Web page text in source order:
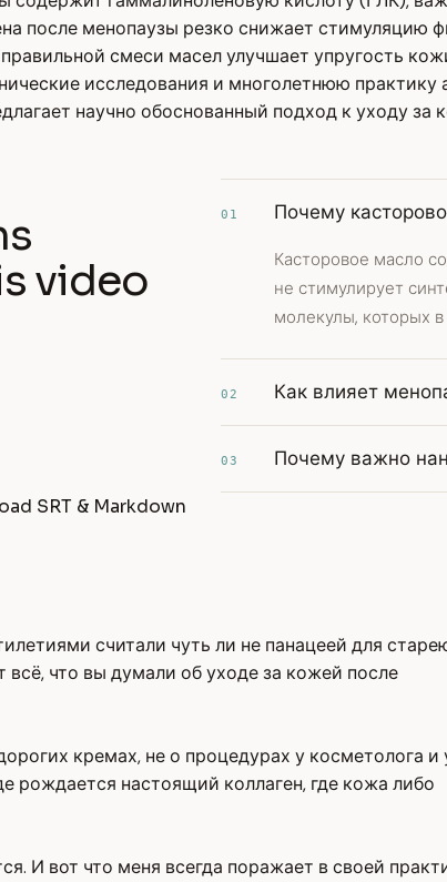
после менопаузы резко снижает стимуляцию
смеси масел улучшает упругость
исследования и многолетнюю практику
научно обоснованный подход к уходу
video
01 Почему
Касторовое масло
не стимулирует
молекулы, которых
02 Как влияет
03 Почему важно
SRT & Markdown
считали чуть ли не панацеей для
всё, что вы думали об уходе за кожей после
кремах, не о процедурах у косметолога
рождается настоящий коллаген, где кожа либо
И вот что меня всегда поражает в своей